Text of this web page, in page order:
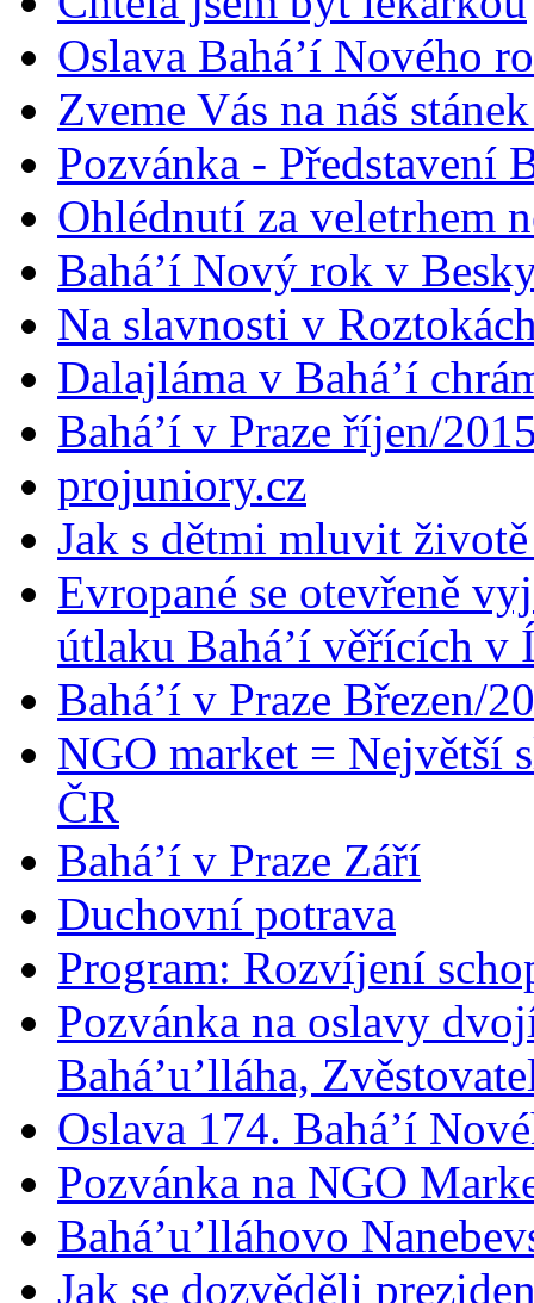
Oslava Bahá’í Nového
Zveme Vás na náš
Pozvánka - Představení
Ohlédnutí za veletrhem
Bahá’í Nový rok v
Na slavnosti v
Dalajláma v Bahá’í
Bahá’í v Praze říjen/
projuniory.cz
Jak s dětmi mluvit
Evropané se otevřeně
útlaku Bahá’í věřících v
Bahá’í v Praze Březen/
NGO market = Největší
ČR
Bahá’í v Praze Září
Duchovní potrava
Program: Rozvíjení
Pozvánka na oslavy
Bahá’u’lláha,
Oslava 174. Bahá’í
Pozvánka na NGO
Bahá’u’lláhovo
Jak se dozvěděli